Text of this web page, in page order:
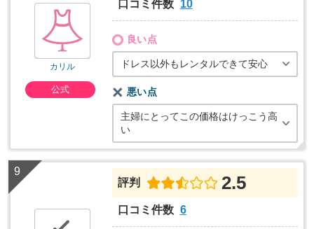
カリル
公式
口コミ件数 10
良い点
ドレス以外もレンタルできて安心
悪い点
主婦にとってこの価格はけっこう高
い
評判 2.5
口コミ件数 6